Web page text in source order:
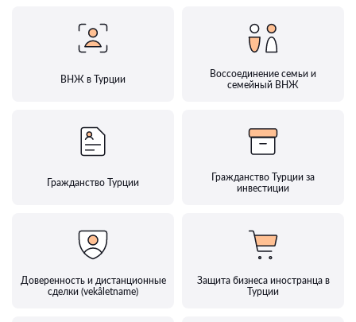
ВНЖ в Турции
Воссоединение семьи и
семейный ВНЖ
Гражданство Турции
Гражданство Турции за
инвестиции
Доверенность и дистанционные
сделки (vekâletname)
Защита бизнеса иностранца в
Турции